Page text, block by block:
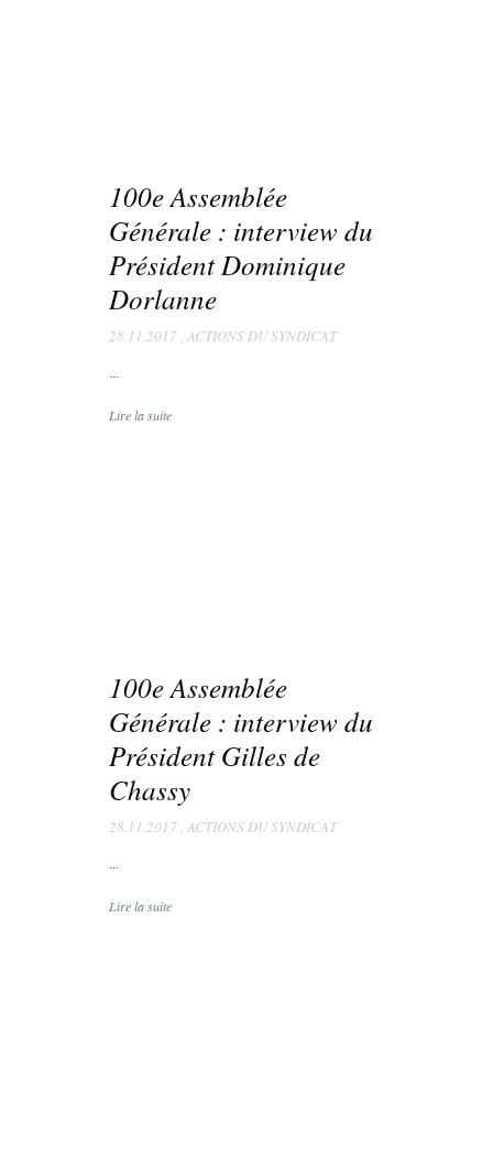
100e Assemblée
Générale : interview du
Président Dominique
Dorlanne
28.11.2017, ACTIONS DU SYNDICAT
...
Lire la suite
100e Assemblée
Générale : interview du
Président Gilles de
Chassy
28.11.2017, ACTIONS DU SYNDICAT
...
Lire la suite